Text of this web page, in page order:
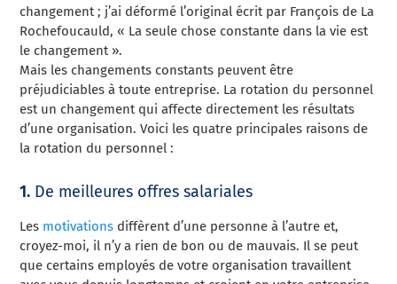
changement ; j’ai déformé l’original écrit par François de La
Rochefoucauld, « La seule chose constante dans la vie est
le changement ».
Mais les changements constants peuvent être
préjudiciables à toute entreprise. La rotation du personnel
est un changement qui affecte directement les résultats
d’une organisation. Voici les quatre principales raisons de
la rotation du personnel :
1. De meilleures offres salariales
Les motivations diffèrent d’une personne à l’autre et,
croyez-moi, il n’y a rien de bon ou de mauvais. Il se peut
que certains employés de votre organisation travaillent